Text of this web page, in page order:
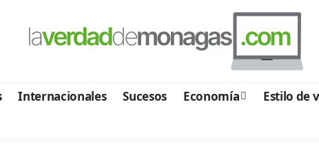
Internacionales Sucesos Economía Estilo de